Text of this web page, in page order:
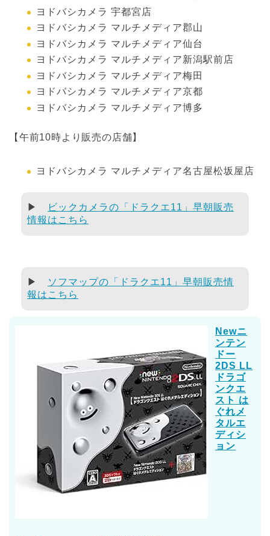
ヨドバシカメラ 宇都宮店
ヨドバシカメラ マルチメディア郡山
ヨドバシカメラ マルチメディア仙台
ヨドバシカメラ マルチメディア新潟駅前店
ヨドバシカメラ マルチメディア梅田
ヨドバシカメラ マルチメディア京都
ヨドバシカメラ マルチメディア博多
【午前10時より販売の店舗】
ヨドバシカメラ マルチメディア名古屋松坂屋店
▶
ビックカメラの「ドラクエ11」早朝販売
情報はこちら
▶
ソフマップの「ドラクエ11」早朝販売情
報はこちら
Newニ
ンテン
ドー
2DS LL
ドラゴ
ンクエ
スト は
ぐれメ
タルエ
ディシ
ョン